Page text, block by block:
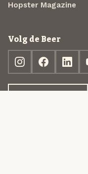
Hopster Magazine
Volg de Beer